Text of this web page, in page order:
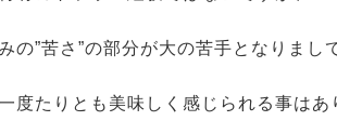
の”苦さ”の部分が大の苦手となりまし
度たりとも美味しく感じられる事はあ